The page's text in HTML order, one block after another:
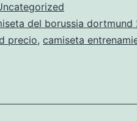
del borussia dortmund
precio, camiseta